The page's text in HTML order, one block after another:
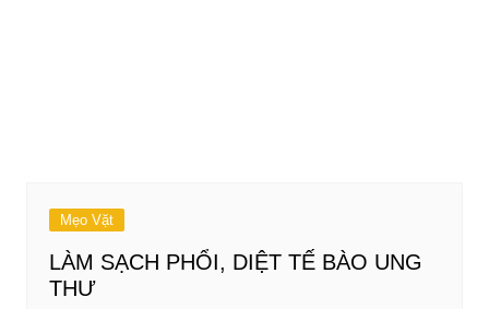
Mẹo Vặt
LÀM SẠCH PHỔI, DIỆT TẾ BÀO UNG
THƯ